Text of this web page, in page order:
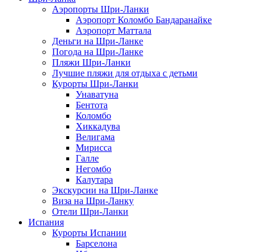
Аэропорты Шри-Ланки
Аэропорт Коломбо Бандаранайке
Аэропорт Маттала
Деньги на Шри-Ланке
Погода на Шри-Ланке
Пляжи Шри-Ланки
Лучшие пляжи для отдыха с детьми
Курорты Шри-Ланки
Унаватуна
Бентота
Коломбо
Хиккадува
Велигама
Мирисса
Галле
Негомбо
Калутара
Экскурсии на Шри-Ланке
Виза на Шри-Ланку
Отели Шри-Ланки
Испания
Курорты Испании
Барселона